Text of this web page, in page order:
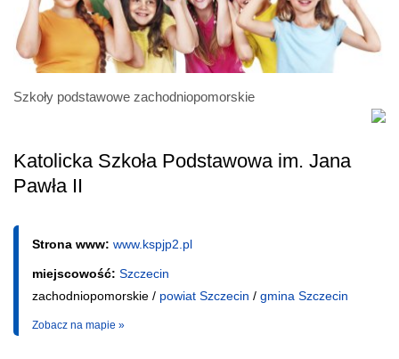
Szkoły podstawowe zachodniopomorskie
Katolicka Szkoła Podstawowa im. Jana
Pawła II
Strona www: www.kspjp2.pl
miejscowość: Szczecin
zachodniopomorskie / powiat Szczecin / gmina Szczecin
Zobacz na mapie »